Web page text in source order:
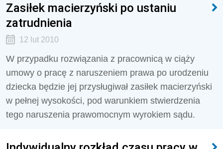
Zasiłek macierzyński po ustaniu
zatrudnienia
12 lut 2010
W przypadku rozwiązania z pracownicą w ciąży
umowy o pracę z naruszeniem prawa po urodzeniu
dziecka będzie jej przysługiwał zasiłek macierzyński
w pełnej wysokości, pod warunkiem stwierdzenia
tego naruszenia prawomocnym wyrokiem sądu.